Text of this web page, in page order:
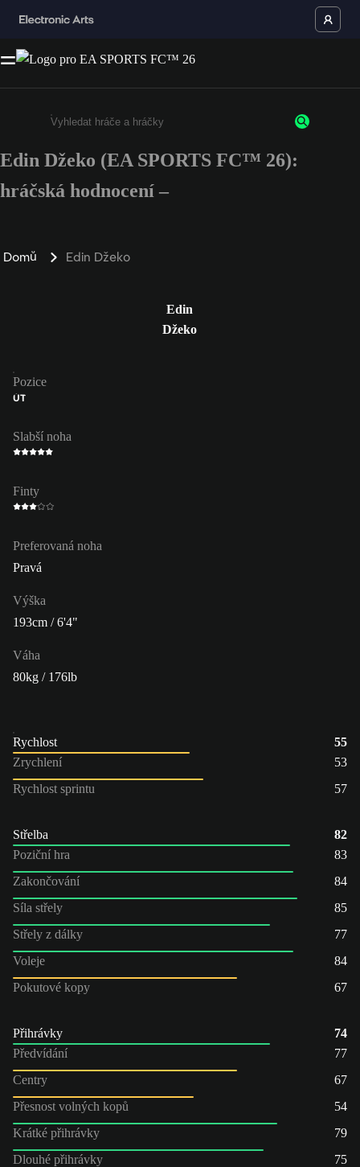
Enter a minimum of 3 characters or numbers
Edin Džeko (EA SPORTS FC™ 26):
hráčská hodnocení –
Domů Edin Džeko
Edin
Džeko
Pozice
ÚT
Slabší noha
Finty
Preferovaná noha
Pravá
Výška
193cm / 6'4"
Váha
80kg / 176lb
Rychlost
55
Zrychlení
53
Rychlost sprintu
57
Střelba
82
Poziční hra
83
Zakončování
84
Síla střely
85
Střely z dálky
77
Voleje
84
Pokutové kopy
67
Přihrávky
74
Předvídání
77
Centry
67
Přesnost volných kopů
54
Krátké přihrávky
79
Dlouhé přihrávky
75